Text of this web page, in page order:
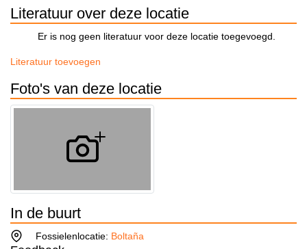
Literatuur over deze locatie
Er is nog geen literatuur voor deze locatie toegevoegd.
Literatuur toevoegen
Foto's van deze locatie
In de buurt
Fossielenlocatie: Boltaña